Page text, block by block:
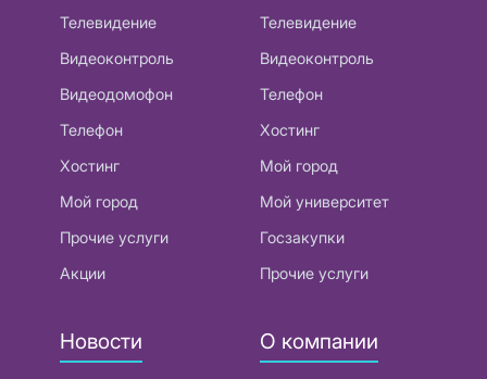
Телевидение
Видеоконтроль
Видеодомофон
Телефон
Хостинг
Мой город
Прочие услуги
Акции
Телевидение
Видеоконтроль
Телефон
Хостинг
Мой город
Мой университет
Госзакупки
Прочие услуги
Новости О компании